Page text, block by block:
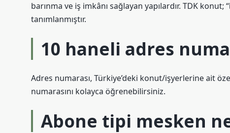
barınma ve iş imkânı sağlayan yapılardır. TDK
tanımlanmıştır.
10 haneli adres
Adres numarası, Türkiye’deki konut/işyerlerine ait
numarasını kolayca öğrenebilirsiniz.
Abone tipi mesken